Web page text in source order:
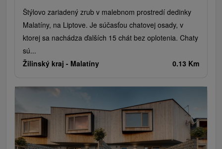
Štýlovo zariadený zrub v malebnom prostredí dedinky
Malatíny, na Liptove. Je súčasťou chatovej osady, v
ktorej sa nachádza ďalších 15 chát bez oplotenia. Chaty
sú...
Žilinský kraj - Malatíny 0.13 Km